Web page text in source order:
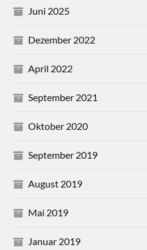
Juni 2025
Dezember 2022
April 2022
September 2021
Oktober 2020
September 2019
August 2019
Mai 2019
Januar 2019